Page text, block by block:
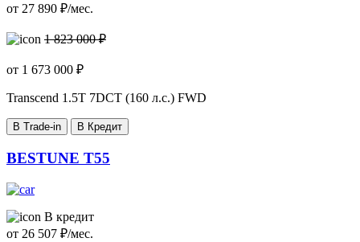
от 27 890 ₽/мес.
1 823 000 ₽
от 1 673 000 ₽
Transcend 1.5T 7DCT (160 л.с.) FWD
В Trade-in В Кредит
BESTUNE T55
В кредит
от 26 507 ₽/мес.